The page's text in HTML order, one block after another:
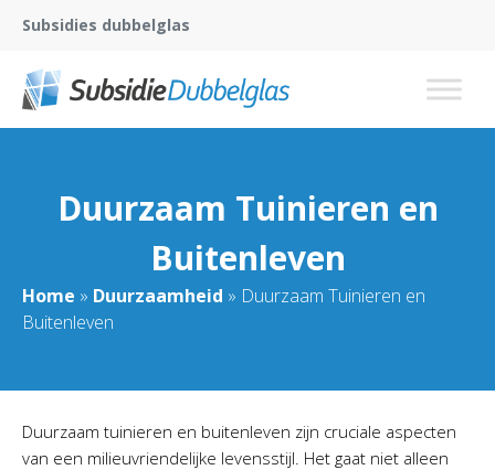
Subsidies dubbelglas
Duurzaam Tuinieren en
Buitenleven
Home » Duurzaamheid » Duurzaam Tuinieren en
Buitenleven
Duurzaam tuinieren en buitenleven zijn cruciale aspecten
van een milieuvriendelijke levensstijl. Het gaat niet alleen